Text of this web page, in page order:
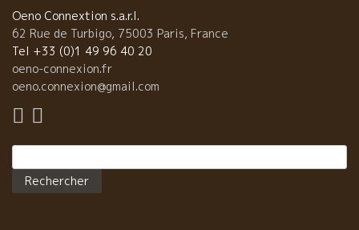
だ！皆が感じている事だと思うよ！それに断然美味しいよ！』 自
然派ワインは飲めば皆が喜ぶ！ 伊藤『南フランスのモンペリエ
で、ボジョレ・ワインとか、ロワールのワインとかを提供して地
元の人達の反応はどうだったの？』 レジス『勧める時は、ボジョ
レのワインはどうですか？とか地方名なんて言わないことにして
いる。地方名を云うと断る人も時々いるよ。心地よいワインがあ
るけどやってみますか？とか今日はフル－ティなワインがお勧め
しいから絶対に喜んでくれるんだ！これは間違いない、自信があ
るよ！』 最も好きなワインは何ですか？ ダヴィッドは二コリと笑
って躊躇なく出したワインはこれ！PHILIPPE VALETTEフィリッ
レシップのアラン・アリエさん（ラングドック地方） 2009年、彼
のワインの特徴といえば・・・やはりグルナッシュです！ 人生で
一番綺麗に出来上がったグルナッシュ品種のキュベ、カクーはあ
のラングロ－ルのエリック氏も絶賛していました！ ル・タン・
デ・スリーズのアクセル・プリュファー氏（ラングドック地方）
の二人は，年と共に確実に腕を上げている、今後も期待の生産
ドー地方） とても繊細な彼のワイン・・・ 2003年のプロミーズ
は蕩けたタンニンと華やかさでずっと匂いを嗅いでいたいくら
Oeno Connextion s.a.r.l.
62 Rue de Turbigo, 75003 Paris, France
Tel +33 (0)1 49 96 40 20
oeno-connexion.fr
oeno.connexion@gmail.com